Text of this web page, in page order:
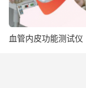
血管内皮功能测试仪